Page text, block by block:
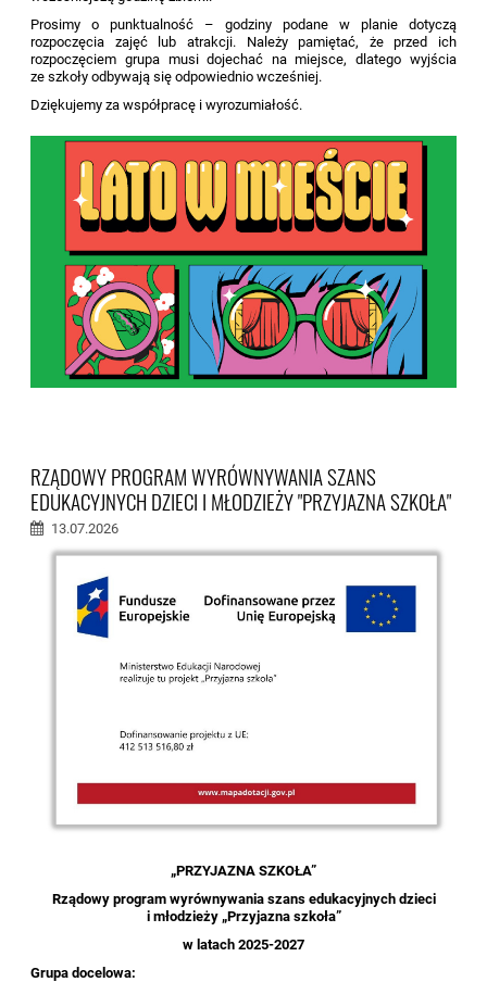
Prosimy o punktualność – godziny podane w planie dotyczą
rozpoczęcia zajęć lub atrakcji. Należy pamiętać, że przed ich
rozpoczęciem grupa musi dojechać na miejsce, dlatego wyjścia
ze szkoły odbywają się odpowiednio wcześniej.
Dziękujemy za współpracę i wyrozumiałość.
RZĄDOWY PROGRAM WYRÓWNYWANIA SZANS
EDUKACYJNYCH DZIECI I MŁODZIEŻY "PRZYJAZNA SZKOŁA"
13.07.2026
„PRZYJAZNA SZKOŁA”
Rządowy program wyrównywania szans edukacyjnych dzieci
i młodzieży „Przyjazna szkoła”
w latach 2025-2027
Grupa docelowa: